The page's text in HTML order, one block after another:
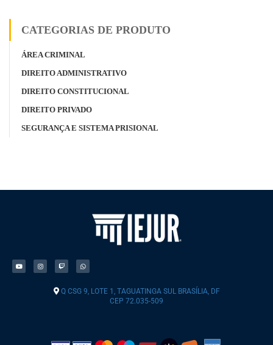
CATEGORIAS DE PRODUTO
ÁREA CRIMINAL
DIREITO ADMINISTRATIVO
DIREITO CONSTITUCIONAL
DIREITO PRIVADO
SEGURANÇA E SISTEMA PRISIONAL
Q CSG 9, LOTE 1, TAGUATINGA SUL BRASÍLIA, DF
CEP 72.035-509